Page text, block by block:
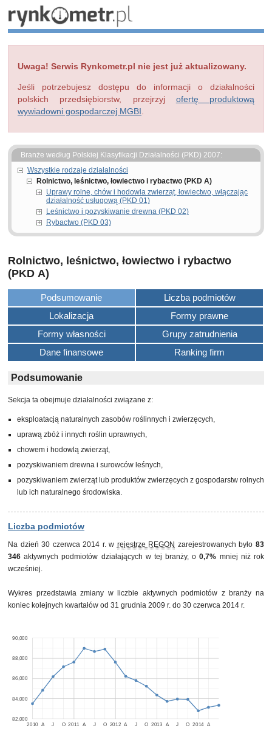
Uwaga! Serwis Rynkometr.pl nie jest już aktualizowany.
Jeśli potrzebujesz dostępu do informacji o działalności
polskich przedsiębiorstw, przejrzyj ofertę produktową
wywiadowni gospodarczej MGBI
Branże według Polskiej Klasyfikacji Działalności (PKD) 2007:
Wszystkie rodzaje działalności
Rolnictwo, leśnictwo, łowiectwo i rybactwo (PKD A)
Uprawy rolne, chów i hodowla zwierząt, łowiectwo, włączając
działalność usługową (PKD 01)
Leśnictwo i pozyskiwanie drewna (PKD 02)
Rybactwo (PKD 03)
Rolnictwo, leśnictwo, łowiectwo i rybactwo
(PKD A)
Podsumowanie
Liczba podmiotów
Lokalizacja
Formy prawne
Formy własności
Grupy zatrudnienia
Dane finansowe
Ranking firm
Podsumowanie
Sekcja ta obejmuje działalności związane z:
eksploatacją naturalnych zasobów roślinnych i zwierzęcych,
uprawą zbóż i innych roślin uprawnych,
chowem i hodowlą zwierząt,
pozyskiwaniem drewna i surowców leśnych,
pozyskiwaniem zwierząt lub produktów zwierzęcych z gospodarstw rolnych
lub ich naturalnego środowiska.
Liczba podmiotów
Na dzień 30 czerwca 2014 r. w rejestrze REGON zarejestrowanych było83
346 aktywnych podmiotów działających w tej branży, o0,7% mniej niż rok
wcześniej.
Wykres przedstawia zmiany w liczbie aktywnych podmiotów z branży na
koniec kolejnych kwartałów od 31 grudnia 2009 r. do 30 czerwca 2014 r.
2010 2011 2012 2013 2014
A J O A J O A J O A J O A
82,000
84,000
86,000
88,000
90,000